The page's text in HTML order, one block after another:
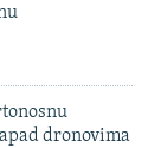
dronovima